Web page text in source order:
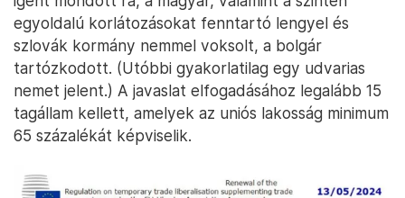
egyoldalú korlátozásokat fenntartó lengyel és
szlovák kormány nemmel voksolt, a bolgár
tartózkodott. (Utóbbi gyakorlatilag egy udvarias
nemet jelent.) A javaslat elfogadásához legalább 15
tagállam kellett, amelyek az uniós lakosság minimum
65 százalékát képviselik.